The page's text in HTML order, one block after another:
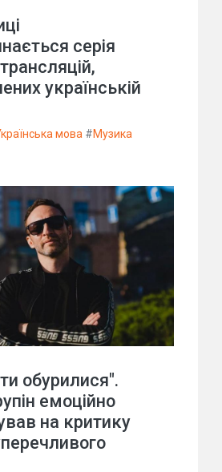
серія
українській
мова #Музика
обурилися".
емоційно
на критику